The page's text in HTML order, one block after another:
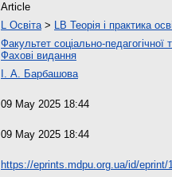
Article
L Освіта> LB Теорія і практика
Факультет соціально-педагогічної
Фахові видання
І. А. Барбашова
09 May 2025 18:44
09 May 2025 18:44
https://eprints.mdpu.org.ua/id/eprint/